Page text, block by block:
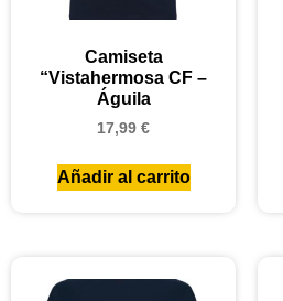
Camiseta
“Vistahermosa CF –
Águila
17,99 €
Añadir al carrito